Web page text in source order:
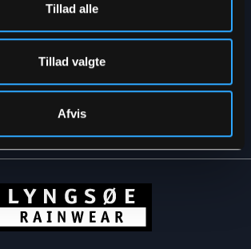
Tillad alle
Tillad valgte
Afvis
accepterer du at modtage vores nyhedsbrev
accepterer vores